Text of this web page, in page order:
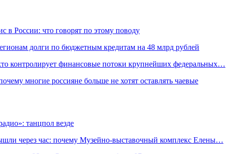
в России: что говорят по этому поводу
долги по бюджетным кредитам на 48 млрд рублей
контролирует финансовые потоки крупнейших федеральных…
многие россияне больше не хотят оставлять чаевые
танцпол везде
через час: почему Музейно-выставочный комплекс Елены…